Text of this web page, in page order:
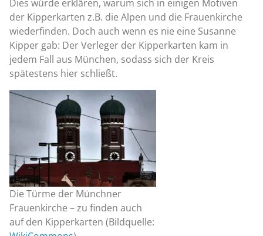
Dies würde erklären, warum sich in einigen Motiven
der Kipperkarten z.B. die Alpen und die Frauenkirche
wiederfinden. Doch auch wenn es nie eine Susanne
Kipper gab: Der Verleger der Kipperkarten kam in
jedem Fall aus München, sodass sich der Kreis
spätestens hier schließt.
Die Türme der Münchner
Frauenkirche – zu finden auch
auf den Kipperkarten (Bildquelle: